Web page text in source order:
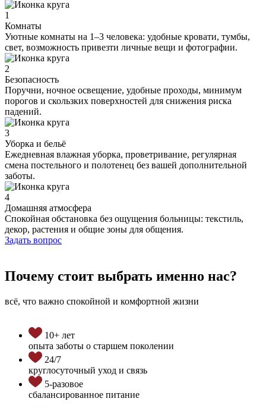
1
Комнаты
Уютные комнаты на 1–3 человека: удобные кровати, тумбы,
свет, возможность привезти личные вещи и фотографии.
2
Безопасность
Поручни, ночное освещение, удобные проходы, минимум
порогов и скользких поверхностей для снижения риска
падений.
3
Уборка и бельё
Ежедневная влажная уборка, проветривание, регулярная
смена постельного и полотенец без вашей дополнительной
заботы.
4
Домашняя атмосфера
Спокойная обстановка без ощущения больницы: текстиль,
декор, растения и общие зоны для общения.
Задать вопрос
Почему стоит выбрать именно нас?
всё, что важно спокойной и комфортной жизни
10+ лет
опыта заботы о старшем поколении
24/7
круглосуточный уход и связь
5-разовое
сбалансированное питание